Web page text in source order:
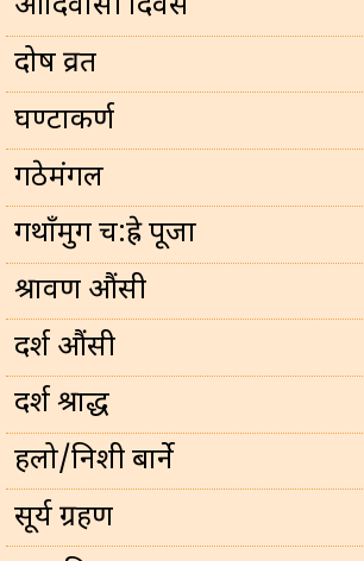
प्रदोष व्रत
घण्टाकर्ण
गठेमंगल
गथाँमुग च:ह्रे पूजा
श्रावण औंसी
दर्श औंसी
दर्श श्राद्ध
हलो/निशी बार्ने
सूर्य ग्रहण